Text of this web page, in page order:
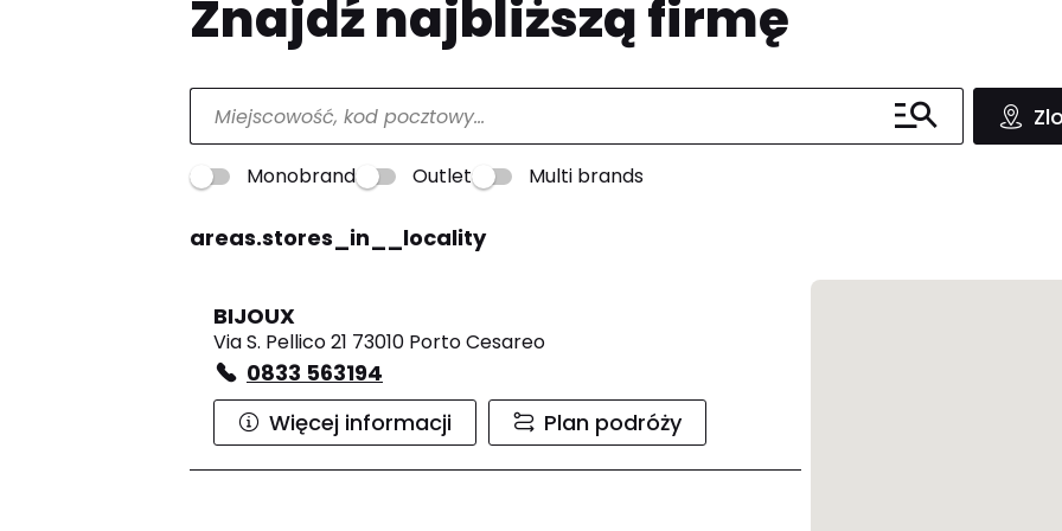
Znajdź najbliższą firmę
Monobrand Outlet Multi brands
areas.stores_in__locality
BIJOUX
Via S. Pellico 21 73010 Porto Cesareo
0833 563194
Więcej informacji
Plan podróży